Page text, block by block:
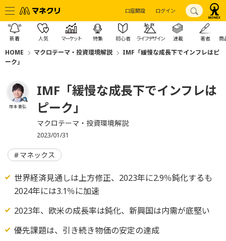
口座開設 ログイン
新着 人気 マーケット 特集 初心者 ライフデザイン 連載 著者 商
HOME マクロテーマ・投資環境解説
IMF「緩慢な成長下でインフレはピ
ーク」
塚本 憲弘
IMF「緩慢な成長下でインフレは
ピーク」
マクロテーマ・投資環境解説
2023/01/31
マネックス
世界経済見通しは上方修正、2023年に2.9％鈍化するも
2024年には3.1％に加速
2023年、欧米の成長率は鈍化、新興国は内需が底堅い
優先課題は、引き続き物価の安定の達成